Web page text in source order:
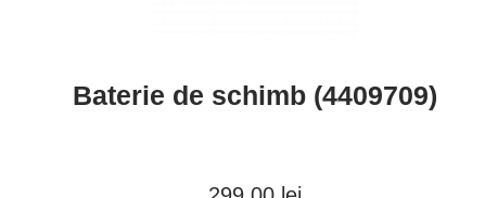
Baterie de schimb (4409709)